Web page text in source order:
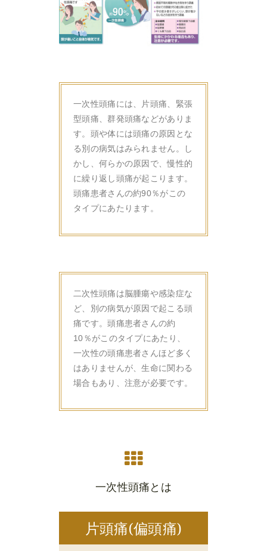
一次性頭痛には、片頭痛、緊張
型頭痛、群発頭痛などがありま
す。頭や体には頭痛の原因とな
る別の病気はみられません。し
かし、何らかの原因で、慢性的
に繰り返し頭痛が起こります。
頭痛患者さんの約90％がこの
タイプにあたります。
二次性頭痛は脳腫瘍や感染症な
ど、別の病気が原因で起こる頭
痛です。頭痛患者さんの約
10％がこのタイプにあたり、
一次性の頭痛患者さんほど多く
はありませんが、生命に関わる
場合もあり、注意が必要です。
一次性頭痛とは
片頭痛(偏頭痛)